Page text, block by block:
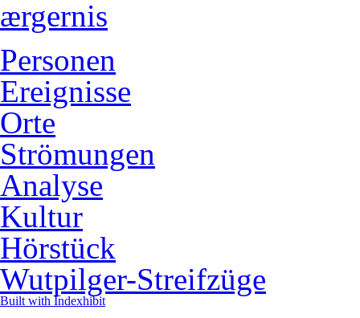
ærgernis
Personen
Ereignisse
Orte
Strömungen
Analyse
Kultur
Hörstück
Wutpilger-Streifzüge
Built with Indexhibit